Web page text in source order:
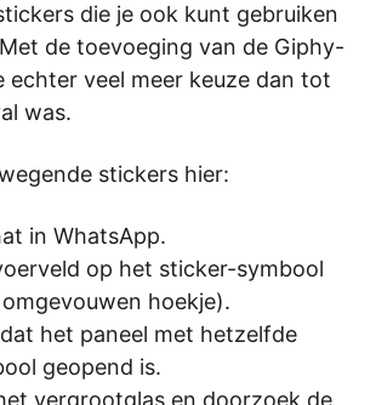
die je ook kunt gebruiken
de toevoeging van de Giphy-
echter veel meer keuze dan tot
was.
stickers hier:
in WhatsApp.
op het sticker-symbool
hoekje).
het paneel met hetzelfde
geopend is.
vergrootglas en doorzoek de